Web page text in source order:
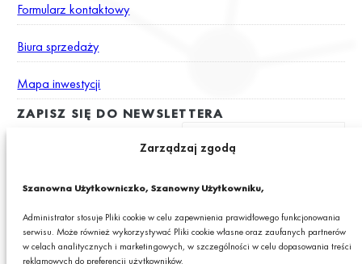
Zarządzaj zgodą
Szanowna Użytkowniczko, Szanowny Użytkowniku,
Administrator stosuje Pliki cookie w celu zapewnienia prawidłowego funkcjonowania
serwisu. Może również wykorzystywać Pliki cookie własne oraz zaufanych partnerów
w celach analitycznych i marketingowych, w szczególności w celu dopasowania treści
reklamowych do preferencji użytkowników.
Formularz kontaktowy
Biura sprzedaży
Mapa inwestycji
ZAPISZ SIĘ DO NEWSLETTERA
adres e-mail newslettera z informacjami o ciekawych promocjach,
produktach lub usługach GRANIT S.A.*
* Pola obowiązkowe